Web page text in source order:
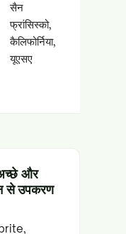
सैन
फ्रांसिस्को,
कैलिफोर्निया,
यूएसए
और
से उपकरण